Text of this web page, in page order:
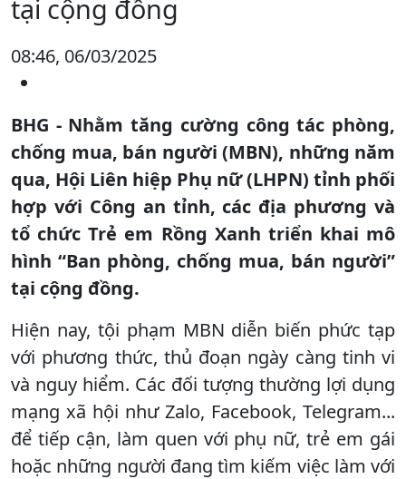
tại cộng đồng
08:46, 06/03/2025
BHG - Nhằm tăng cường công tác phòng,
chống mua, bán người (MBN), những năm
qua, Hội Liên hiệp Phụ nữ (LHPN) tỉnh phối
hợp với Công an tỉnh, các địa phương và
tổ chức Trẻ em Rồng Xanh triển khai mô
hình “Ban phòng, chống mua, bán người”
tại cộng đồng.
Hiện nay, tội phạm MBN diễn biến phức tạp
với phương thức, thủ đoạn ngày càng tinh vi
và nguy hiểm. Các đối tượng thường lợi dụng
mạng xã hội như Zalo, Facebook, Telegram...
để tiếp cận, làm quen với phụ nữ, trẻ em gái
hoặc những người đang tìm kiếm việc làm với